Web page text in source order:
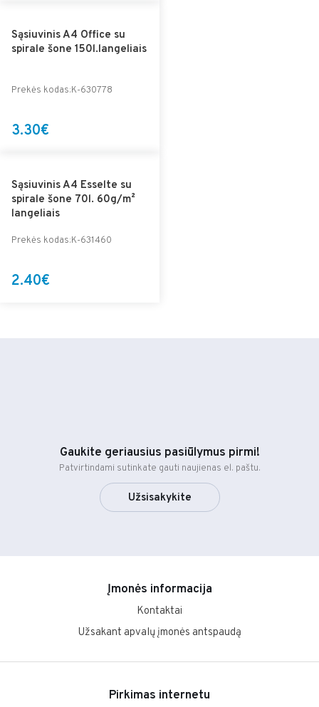
Sąsiuvinis A4 Office su
spirale šone 150l.langeliais
Prekės kodas:K-630778
3.30€
Sąsiuvinis A4 Esselte su
spirale šone 70l. 60g/m²
langeliais
Prekės kodas:K-631460
2.40€
Gaukite geriausius pasiūlymus pirmi!
Patvirtindami sutinkate gauti naujienas el. paštu.
Užsisakykite
Įmonės informacija
Kontaktai
Užsakant apvalų įmonės antspaudą
Pirkimas internetu